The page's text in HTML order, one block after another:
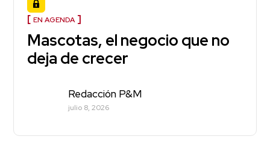
EN AGENDA
Mascotas, el negocio que no
deja de crecer
Redacción P&M
julio 8, 2026